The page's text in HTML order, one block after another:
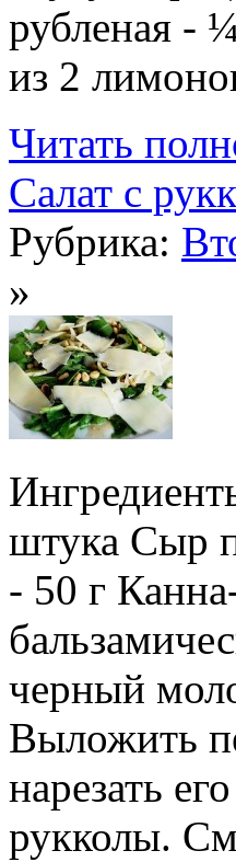
рубленая -
из 2
Читать
Салат с
Рубрика:
»
штука Сыр
- 50 г
черный
Выложить
нарезать
рукколы.